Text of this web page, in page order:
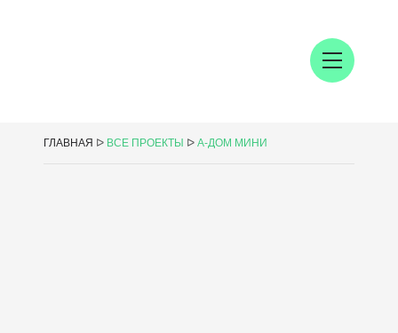
ГЛАВНАЯ ᐅ ВСЕ ПРОЕКТЫ ᐅ А-ДОМ МИНИ